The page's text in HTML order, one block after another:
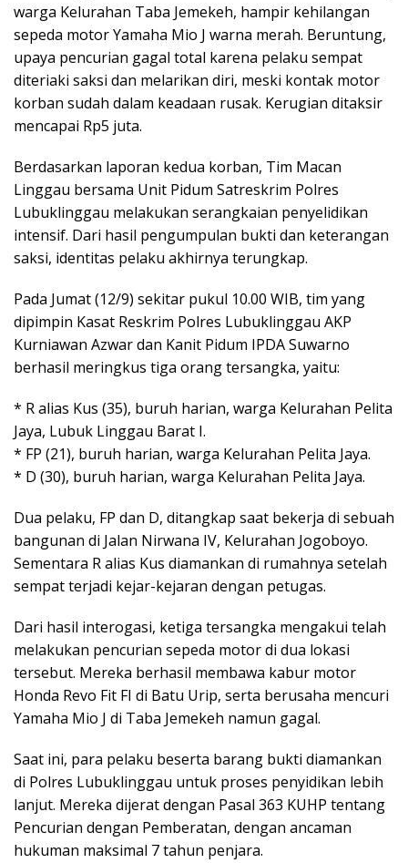
warga Kelurahan Taba Jemekeh, hampir kehilangan
sepeda motor Yamaha Mio J warna merah. Beruntung,
upaya pencurian gagal total karena pelaku sempat
diteriaki saksi dan melarikan diri, meski kontak motor
korban sudah dalam keadaan rusak. Kerugian ditaksir
mencapai Rp5 juta.
Berdasarkan laporan kedua korban, Tim Macan
Linggau bersama Unit Pidum Satreskrim Polres
Lubuklinggau melakukan serangkaian penyelidikan
intensif. Dari hasil pengumpulan bukti dan keterangan
saksi, identitas pelaku akhirnya terungkap.
Pada Jumat (12/9) sekitar pukul 10.00 WIB, tim yang
dipimpin Kasat Reskrim Polres Lubuklinggau AKP
Kurniawan Azwar dan Kanit Pidum IPDA Suwarno
berhasil meringkus tiga orang tersangka, yaitu:
* R alias Kus (35), buruh harian, warga Kelurahan Pelita
Jaya, Lubuk Linggau Barat I.
* FP (21), buruh harian, warga Kelurahan Pelita Jaya.
* D (30), buruh harian, warga Kelurahan Pelita Jaya.
Dua pelaku, FP dan D, ditangkap saat bekerja di sebuah
bangunan di Jalan Nirwana IV, Kelurahan Jogoboyo.
Sementara R alias Kus diamankan di rumahnya setelah
sempat terjadi kejar-kejaran dengan petugas.
Dari hasil interogasi, ketiga tersangka mengakui telah
melakukan pencurian sepeda motor di dua lokasi
tersebut. Mereka berhasil membawa kabur motor
Honda Revo Fit FI di Batu Urip, serta berusaha mencuri
Yamaha Mio J di Taba Jemekeh namun gagal.
Saat ini, para pelaku beserta barang bukti diamankan
di Polres Lubuklinggau untuk proses penyidikan lebih
lanjut. Mereka dijerat dengan Pasal 363 KUHP tentang
Pencurian dengan Pemberatan, dengan ancaman
hukuman maksimal 7 tahun penjara.